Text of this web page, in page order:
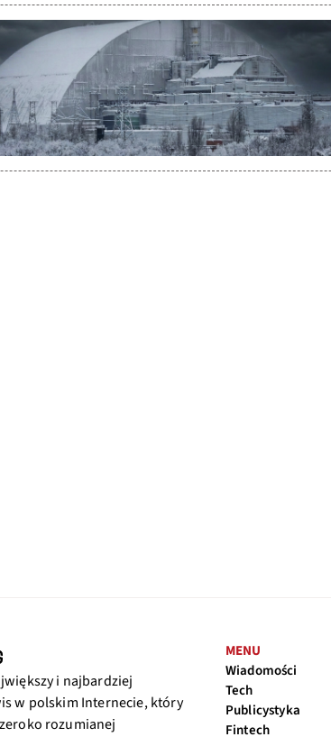
i najbardziej
w polskim Internecie, który
rozumianej
MENU
Wiadomości
Tech
Publicystyka
Fintech